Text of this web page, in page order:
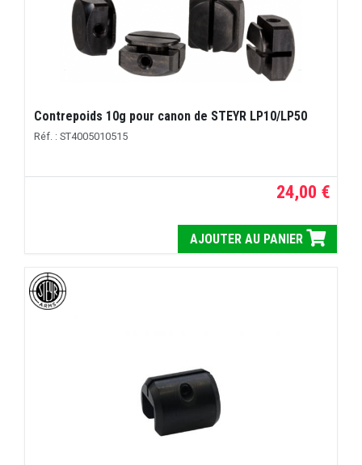
Contrepoids 10g pour canon de STEYR LP10/LP50
Réf. : ST4005010515
24,00 €
AJOUTER AU PANIER